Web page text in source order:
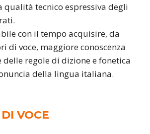
qualità tecnico espressiva degli
con il tempo acquisire, da
di voce, maggiore conoscenza
delle regole di dizione e fonetica
della lingua italiana.
VOCE